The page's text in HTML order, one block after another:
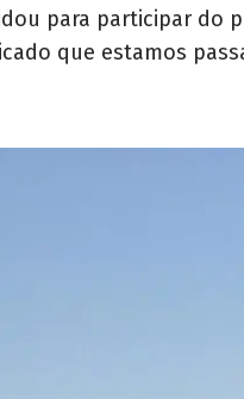
para participar do
que estamos